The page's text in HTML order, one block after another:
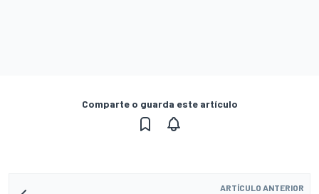
Comparte o guarda este artículo
ARTÍCULO ANTERIOR